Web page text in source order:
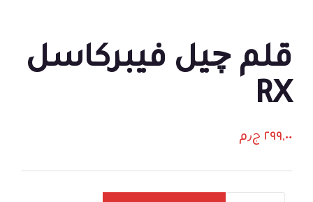
قلم چيل فيبركاسل
RX
٢٩٩,٠٠ ج٫م